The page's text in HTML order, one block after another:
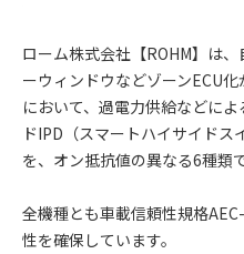
ローム株式会社【ROHM】は
ーウィンドウなどゾーンECU
において、過電力供給などに
ドIPD（スマートハイサイドス
を、オン抵抗値の異なる6種類
全機種とも車載信頼性規格
性を確保しています。